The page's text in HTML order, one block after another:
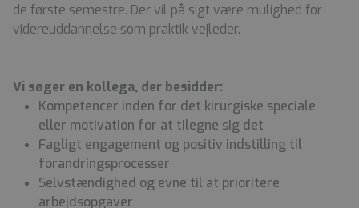
de første semestre. Der vil på sigt være mulighed for
videreuddannelse som praktik vejleder.
Vi søger en kollega, der besidder:
Kompetencer inden for det kirurgiske speciale
eller motivation for at tilegne sig det
Fagligt engagement og positiv indstilling til
forandringsprocesser
Selvstændighed og evne til at prioritere
arbejdsopgaver